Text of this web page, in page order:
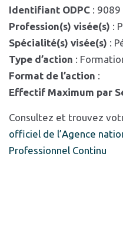
Identifiant ODPC : 9089
Profession(s) visée(s) :
Spécialité(s) visée(s) :
Type d’action :
Format de l’action :
Effectif Maximum par
Consultez et trouvez
officiel de l’Agence
Professionnel Continu